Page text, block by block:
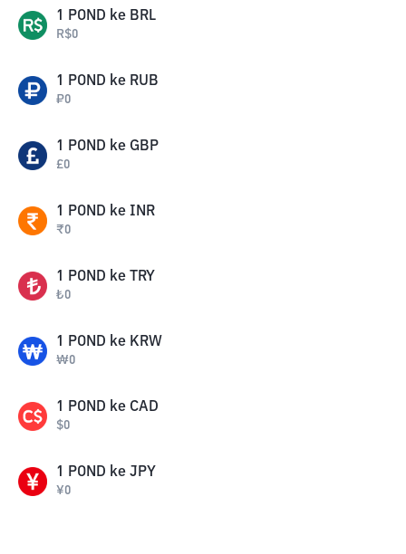
1 POND ke BRL
R$0
1 POND ke RUB
₽0
1 POND ke GBP
£0
1 POND ke INR
₹0
1 POND ke TRY
₺0
1 POND ke KRW
₩0
1 POND ke CAD
$0
1 POND ke JPY
¥0